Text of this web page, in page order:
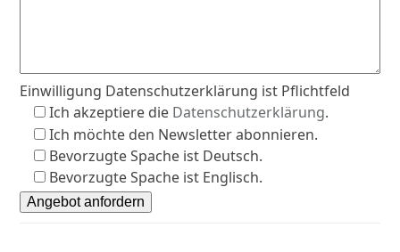
Einwilligung Datenschutzerklärung ist Pflichtfeld
Ich akzeptiere die Datenschutzerklärung.
Ich möchte den Newsletter abonnieren.
Bevorzugte Spache ist Deutsch.
Bevorzugte Spache ist Englisch.